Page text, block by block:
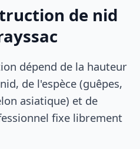
de nid
dépend de la hauteur
de l'espèce (guêpes,
asiatique) et de
fixe librement